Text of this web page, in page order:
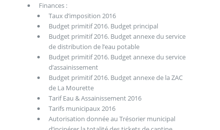
Finances :
Taux d’imposition 2016
Budget primitif 2016. Budget principal
Budget primitif 2016. Budget annexe du service
de distribution de l’eau potable
Budget primitif 2016. Budget annexe du service
d’assainissement
Budget primitif 2016. Budget annexe de la ZAC
de La Mourette
Tarif Eau & Assainissement 2016
Tarifs municipaux 2016
Autorisation donnée au Trésorier municipal